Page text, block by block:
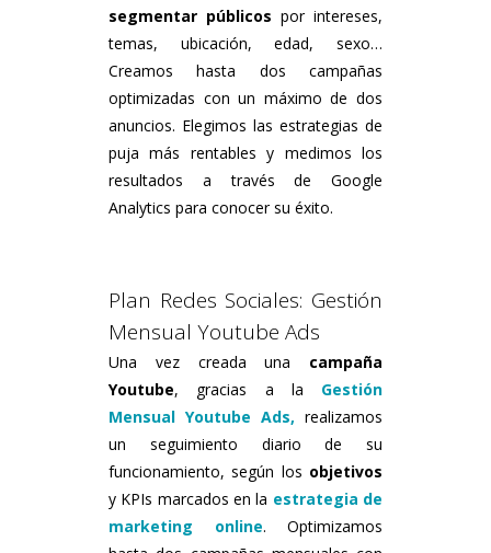
segmentar públicos por intereses,
temas, ubicación, edad, sexo…
Creamos hasta dos campañas
optimizadas con un máximo de dos
anuncios. Elegimos las estrategias de
puja más rentables y medimos los
resultados a través de Google
Analytics para conocer su éxito.
Plan Redes Sociales: Gestión
Mensual Youtube Ads
Una vez creada una campaña
Youtube, gracias a la Gestión
Mensual Youtube Ads, realizamos
un seguimiento diario de su
funcionamiento, según los objetivos
y KPIs marcados en la estrategia de
marketing online. Optimizamos